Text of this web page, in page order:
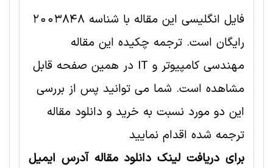
فایل انگلیسی این مقاله با شناسه 2003848
رایگان است. ترجمه چکیده این مقاله
مهندسی کامپیوتر و IT در همین صفحه قابل
مشاهده است. شما می توانید پس از بررسی
این دو مورد نسبت به خرید و دانلود مقاله
ترجمه شده اقدام نمایید
برای دریافت لینک دانلود مقاله آدرس ایمیل